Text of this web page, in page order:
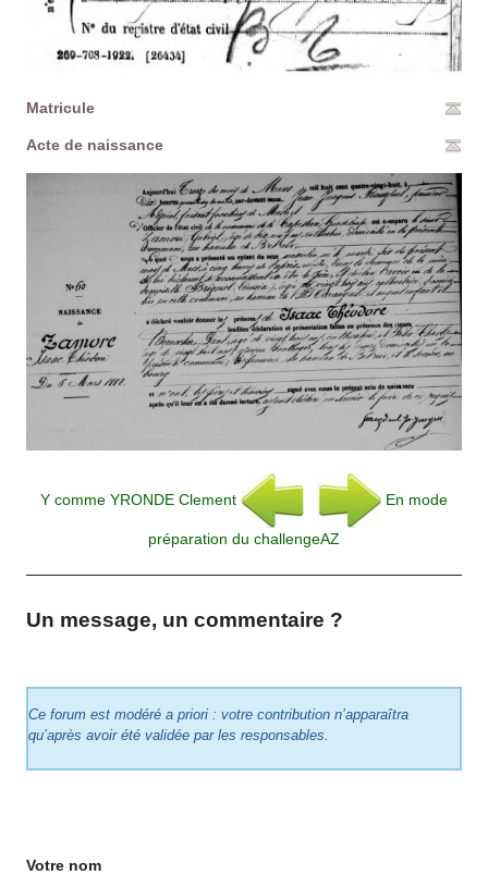
Matricule
Acte de naissance
Y comme YRONDE Clement En mode
préparation du challengeAZ
Un message, un commentaire ?
Ce forum est modéré a priori : votre contribution n’apparaîtra
qu’après avoir été validée par les responsables.
Votre nom